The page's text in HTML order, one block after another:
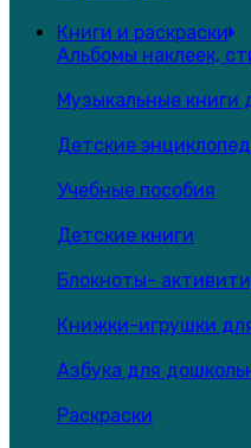
Книги и раскраски
Альбомы наклеек,
Музыкальные книги
Детские
Учебные пособия
Детские книги
Блокноты-
Книжки-игрушки
Азбука для
Раскраски